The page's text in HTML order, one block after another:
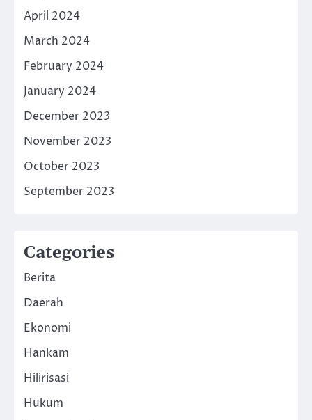
April 2024
March 2024
February 2024
January 2024
December 2023
November 2023
October 2023
September 2023
Categories
Berita
Daerah
Ekonomi
Hankam
Hilirisasi
Hukum